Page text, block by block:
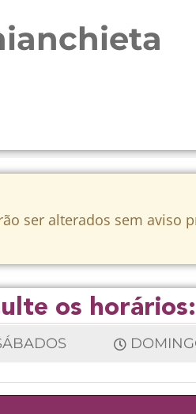
ser alterados sem aviso
os horários: